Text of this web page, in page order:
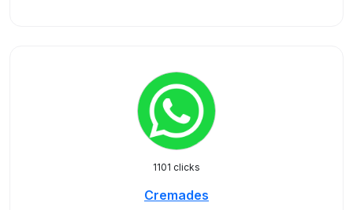
1101 clicks
Cremades